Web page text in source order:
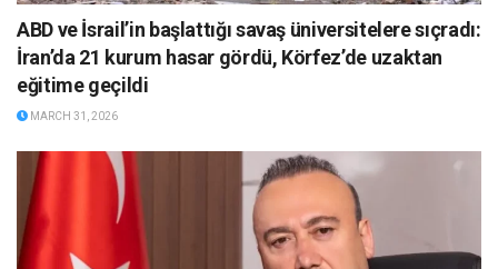
ABD ve İsrail’in başlattığı savaş üniversitelere sıçradı:
İran’da 21 kurum hasar gördü, Körfez’de uzaktan
eğitime geçildi
MARCH 31, 2026